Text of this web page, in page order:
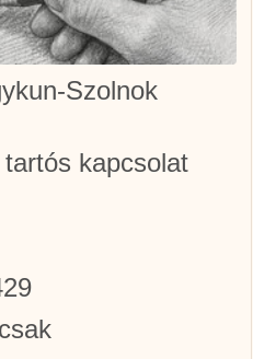
Szolnok
kapcsolat